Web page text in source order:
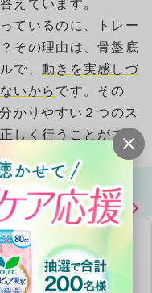
えています。
ているのに、トレー
その理由は、骨盤底
で、動きを実感しづ
いから です。その
かりやすい２つのス
しく行うことができ
ある？
関係